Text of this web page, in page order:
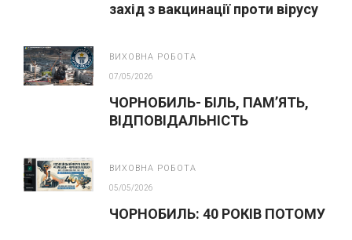
захід з вакцинації проти вірусу
ВИХОВНА РОБОТА
07/05/2026
ЧОРНОБИЛЬ- БІЛЬ, ПАМ’ЯТЬ,
ВІДПОВІДАЛЬНІСТЬ
ВИХОВНА РОБОТА
05/05/2026
ЧОРНОБИЛЬ: 40 РОКІВ ПОТОМУ